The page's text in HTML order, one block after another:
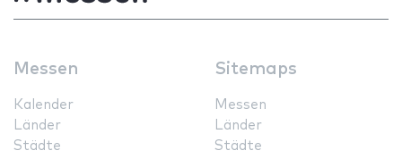
Messen
Kalender
Länder
Städte
Sitemaps
Messen
Länder
Städte